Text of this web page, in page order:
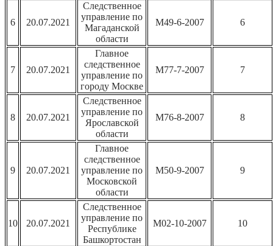
6 20.07.2021
Следственное
управление по
Магаданской
области
М49-6-2007 6
7 20.07.2021
Главное
следственное
управление по
городу Москве
М77-7-2007 7
8 20.07.2021
Следственное
управление по
Ярославской
области
М76-8-2007 8
9 20.07.2021
Главное
следственное
управление по
Московской
области
М50-9-2007 9
10 20.07.2021
Следственное
управление по
Республике
Башкортостан
М02-10-2007 10